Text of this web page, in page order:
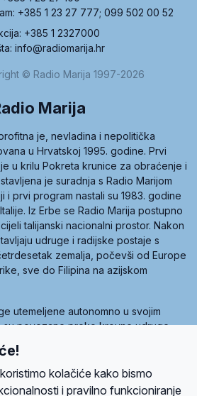
+385 1 23 27 777; 099 502 00 52
+385 1 2327000
info@radiomarija.hr
© Radio Marija 1997-2026
Marija
je, nevladina i nepolitička
u Hrvatskoj 1995. godine. Prvi
u krilu Pokreta krunice za obraćenje i
je suradnja s Radio Marijom
i prvi program nastali su 1983. godine
Iz Erbe se Radio Marija postupno
talijanski nacionalni prostor. Nakon
udruge i radijske postaje s
zemalja, počevši od Europe
sve do Filipina na azijskom
utemeljene autonomno u svojim
su povezane preko krovne udruge
utemeljilo je sedam članica, među
Radio Marija.kolačiće kako bismo
i pravilno funkcioniranje